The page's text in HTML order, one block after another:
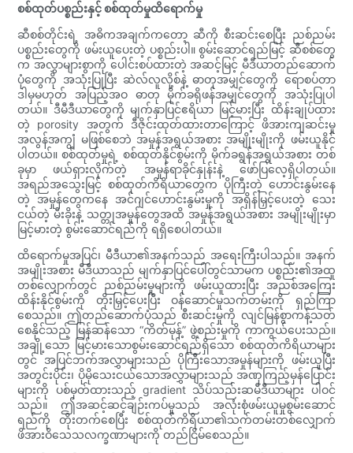
စစ်ထုတ်ပစ္စည်းနှင့် စစ်ထုတ်မှုထိရောက်မှု
ဆီစစ်တိုင်းရဲ့ အဓိကအချက်ကတော့ ဆီကို စီးဆင်းစေပြီး ညစ်ညမ်း
ပစ္စည်းတွေကို ဖမ်းယူပေးတဲ့ ပစ္စည်းပါ။ စွမ်းဆောင်ရည်မြင့် ဆီစစ်တွေ
က အလွှာများစွာကို ပေါင်းစပ်ထားတဲ့ အဆင့်မြင့် မီဒီယာတည်ဆောက်
ပုံတွေကို အသုံးပြုပြီး ဆဲလ်လူလို့စ်နဲ့ ဓာတုအမျှင်တွေကို ရောစပ်တာ
ဒါမှမဟုတ် အပြည့်အဝ ဓာတု မိုက်ခရိုဖန်အမျှင်တွေကို အသုံးပြုပါ
တယ်။ ဒီမီဒီယာတွေကို မျက်နှာပြင်ဧရိယာ မြင့်မားပြီး ထိန်းချုပ်ထား
တဲ့ porosity အတွက် ဒီဇိုင်းထုတ်ထားတာကြောင့် ဖိအားကျဆင်းမှု
အလွန်အကျွံ မဖြစ်စေဘဲ အမှုန်အရွယ်အစား အမျိုးမျိုးကို ဖမ်းယူနိုင်
ပါတယ်။ စစ်ထုတ်မှုရဲ့ စစ်ထုတ်နိုင်စွမ်းကို မိုက်ခရွန်အရွယ်အစား တစ်
ခုမှာ ဖယ်ရှားလိုက်တဲ့ အမှုန်ရာခိုင်နှုန်းနဲ့ ဖော်ပြလေ့ရှိပါတယ်။
အရည်အသွေးမြင့် စစ်ထုတ်ကိရိယာတွေက ပိုကြီးတဲ့ ဟောင်းနွမ်းနေ
တဲ့ အမှုန်တွေကနေ အင်ဂျင်ဟောင်းနွမ်းမှုကို အရှိန်မြှင့်ပေးတဲ့ သေး
ငယ်တဲ့ မီးခိုးနဲ့ သတ္တုအမှုန်တွေအထိ အမှုန်အရွယ်အစား အမျိုးမျိုးမှာ
မြင့်မားတဲ့ စွမ်းဆောင်ရည်ကို ရရှိစေပါတယ်။
ထိရောက်မှုအပြင်၊ မီဒီယာ၏အနက်သည် အရေးကြီးပါသည်။ အနက်
အမျိုးအစား မီဒီယာသည် မျက်နှာပြင်ပေါ်တွင်သာမက ပစ္စည်း၏အထူ
တစ်လျှောက်တွင် ညစ်ညမ်းမှုများကို ဖမ်းယူထားပြီး အညစ်အကြေး
ထိန်းနိုင်စွမ်းကို တိုးမြှင့်ပေးပြီး ဝန်ဆောင်မှုသက်တမ်းကို ရှည်ကြာ
စေသည်။ ဤတည်ဆောက်ပုံသည် စီးဆင်းမှုကို လျင်မြန်စွာကန့်သတ်
စေနိုင်သည့် မြန်ဆန်သော “ကိတ်မုန့်” ဖွဲ့စည်းမှုကို ကာကွယ်ပေးသည်။
အချို့သော မြင့်မားသောစွမ်းဆောင်ရည်ရှိသော စစ်ထုတ်ကိရိယာများ
တွင် အပြင်ဘက်အလွှာများသည် ပိုကြီးသောအမှုန်များကို ဖမ်းယူပြီး
အတွင်းပိုင်း၊ ပိုမိုသေးငယ်သောအလွှာများသည် အဏုကြည့်မှန်ပြောင်း
များကို ပစ်မှတ်ထားသည့် gradient သိပ်သည်းဆမီဒီယာများ ပါဝင်
သည်။ ဤအဆင့်ဆင့်ချဉ်းကပ်မှုသည် အလုံးစုံဖမ်းယူမှုစွမ်းဆောင်
ရည်ကို တိုးတက်စေပြီး စစ်ထုတ်ကိရိယာ၏သက်တမ်းတစ်လျှောက်
ဖိအားဝိသေသလက္ခဏာများကို တည်ငြိမ်စေသည်။